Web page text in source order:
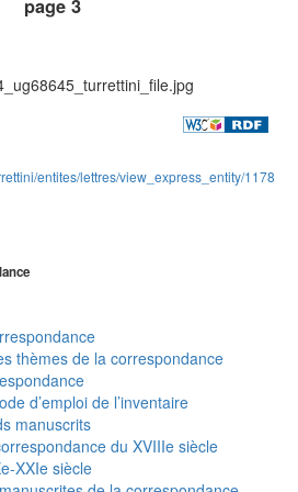
page 3
entites/lettres/view_express_entity/1178
thèmes de la correspondance
d’emploi de l’inventaire
manuscrits
du XVIIIe siècle
XXIe siècle